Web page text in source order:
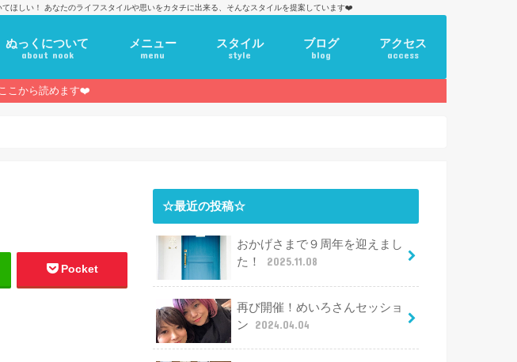
ほしい！ あなたのライフスタイルや思いをカタチに出来る、そんなスタイルを提案しています❤️
ぬっくについて
about nook
メニュー
menu
スタイル
style
ブログ
blog
アクセス
access
こから読めます❤️
Pocket
☆最近の投稿☆
おかげさまで９周年を迎えまし
た！
2025.11.08
再び開催！めいろさんセッショ
ン
2024.04.04